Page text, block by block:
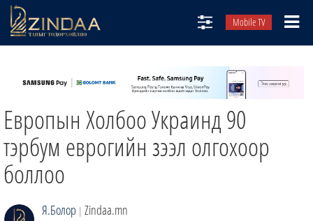
Mobile TV
ТВ8
ӨГЛӨӨНИЙ СОНИН
АУДИО ЗОХИОЛ
ЗИНДАА СЭТГҮҮЛ
Европын Холбоо Украинд 90
тэрбум еврогийн зээл олгохоор
боллоо
Я.Болор | Zindaa.mn